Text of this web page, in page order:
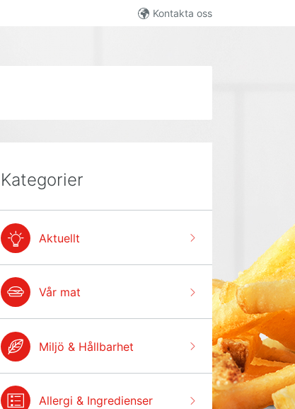
Kontakta oss
Kategorier
Aktuellt
Vår mat
Miljö & Hållbarhet
Allergi & Ingredienser